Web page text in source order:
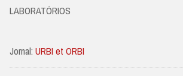
LABORATÓRIOS
Jornal: URBI et ORBI